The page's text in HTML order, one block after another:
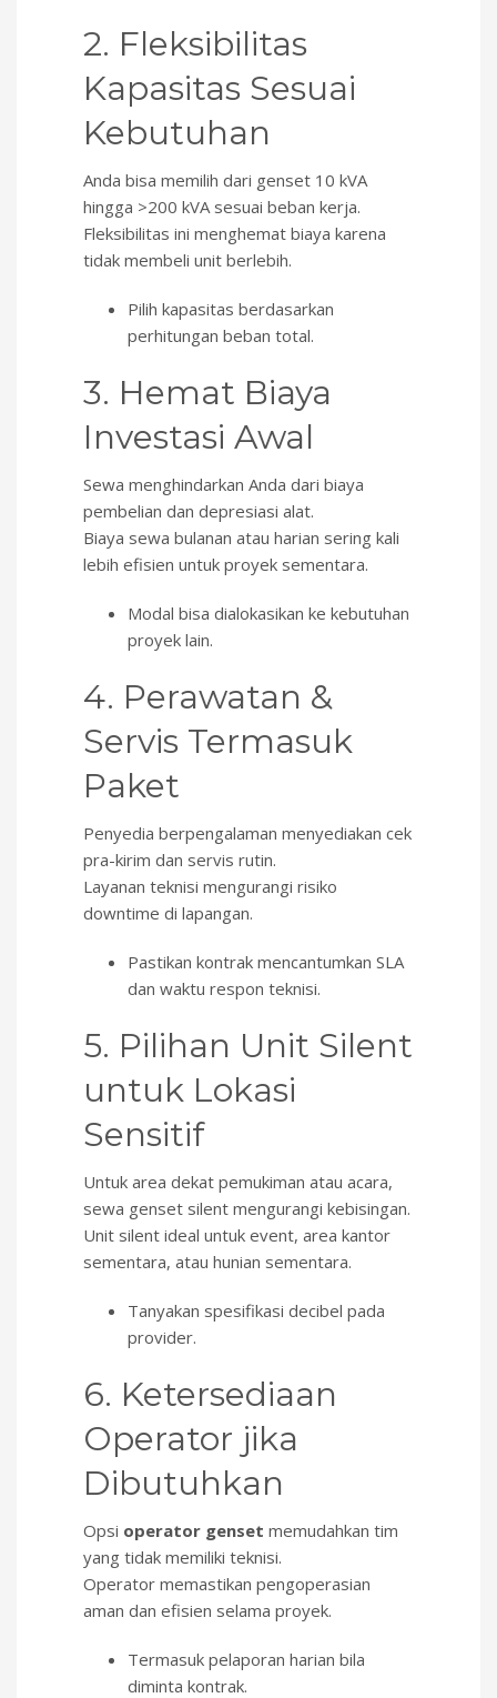
2. Fleksibilitas
Kapasitas Sesuai
Kebutuhan
Anda bisa memilih dari genset 10 kVA
hingga >200 kVA sesuai beban kerja.
Fleksibilitas ini menghemat biaya karena
tidak membeli unit berlebih.
Pilih kapasitas berdasarkan
perhitungan beban total.
3. Hemat Biaya
Investasi Awal
Sewa menghindarkan Anda dari biaya
pembelian dan depresiasi alat.
Biaya sewa bulanan atau harian sering kali
lebih efisien untuk proyek sementara.
Modal bisa dialokasikan ke kebutuhan
proyek lain.
4. Perawatan &
Servis Termasuk
Paket
Penyedia berpengalaman menyediakan cek
pra-kirim dan servis rutin.
Layanan teknisi mengurangi risiko
downtime di lapangan.
Pastikan kontrak mencantumkan SLA
dan waktu respon teknisi.
5. Pilihan Unit Silent
untuk Lokasi
Sensitif
Untuk area dekat pemukiman atau acara,
sewa genset silent mengurangi kebisingan.
Unit silent ideal untuk event, area kantor
sementara, atau hunian sementara.
Tanyakan spesifikasi decibel pada
provider.
6. Ketersediaan
Operator jika
Dibutuhkan
Opsi operator genset memudahkan tim
yang tidak memiliki teknisi.
Operator memastikan pengoperasian
aman dan efisien selama proyek.
Termasuk pelaporan harian bila
diminta kontrak.